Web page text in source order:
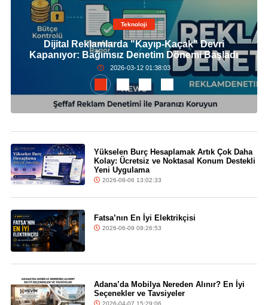
Teknoloji
Dijital Reklamlarda "Kayıp-Kaçak" Devri
Kapanıyor: Bağımsız Denetim Dönemi Başladı
2026-03-12 01:38:03
Yükselen Burç Hesaplamak Artık Çok Daha
Kolay: Ücretsiz ve Noktasal Konum Destekli
Yeni Uygulama
2026-08-06 13:02:33
Fatsa’nın En İyi Elektrikçisi
2026-06-09 09:26:53
Adana’da Mobilya Nereden Alınır? En İyi
Seçenekler ve Tavsiyeler
2026-04-07 15:29:06